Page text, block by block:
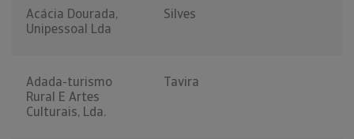
Acácia Dourada,
Unipessoal Lda
Silves
Adada-turismo
Rural E Artes
Culturais, Lda.
Tavira